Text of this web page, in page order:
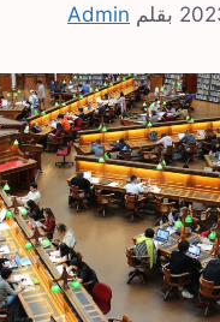
بقلم Admin